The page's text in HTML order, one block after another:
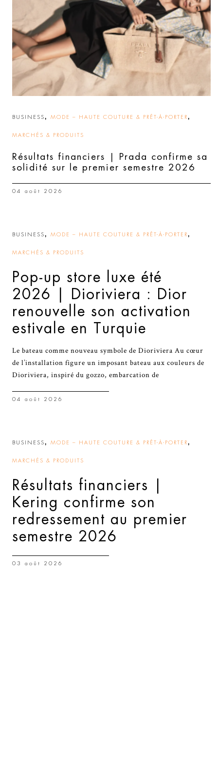
BUSINESS, MODE – HAUTE COUTURE & PRÊT-À-PORTER,
MARCHÉS & PRODUITS
Résultats financiers | Prada confirme sa
solidité sur le premier semestre 2026
04 août 2026
BUSINESS, MODE – HAUTE COUTURE & PRÊT-À-PORTER,
MARCHÉS & PRODUITS
Pop-up store luxe été
2026 | Dioriviera : Dior
renouvelle son activation
estivale en Turquie
Le bateau comme nouveau symbole de Dioriviera Au cœur
de l’installation figure un imposant bateau aux couleurs de
Dioriviera, inspiré du gozzo, embarcation de
04 août 2026
BUSINESS, MODE – HAUTE COUTURE & PRÊT-À-PORTER,
MARCHÉS & PRODUITS
Résultats financiers |
Kering confirme son
redressement au premier
semestre 2026
03 août 2026